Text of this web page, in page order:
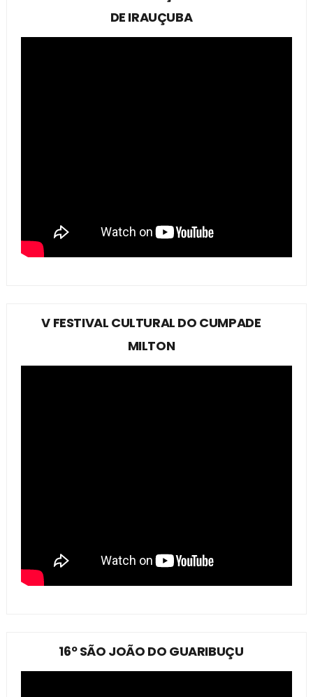
DE IRAUÇUBA
V FESTIVAL CULTURAL DO CUMPADE
MILTON
16º SÃO JOÃO DO GUARIBUÇU